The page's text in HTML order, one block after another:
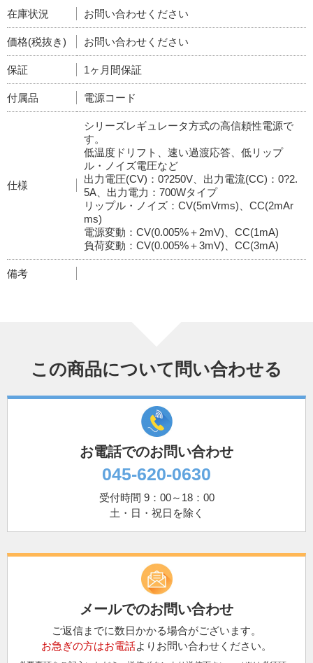
在庫状況 お問い合わせください
価格(税抜き) お問い合わせください
保証 1ヶ月間保証
付属品 電源コード
仕様
シリーズレギュレータ方式の高信頼性電源で
す。
低温度ドリフト、速い過渡応答、低リップ
ル・ノイズ電圧など
出力電圧(CV)：0?250V、出力電流(CC)：0?2.
5A、出力電力：700Wタイプ
リップル・ノイズ：CV(5mVrms)、CC(2mAr
ms)
電源変動：CV(0.005%＋2mV)、CC(1mA)
負荷変動：CV(0.005%＋3mV)、CC(3mA)
備考
この商品について問い合わせる
お電話でのお問い合わせ
045-620-0630
受付時間 9：00～18：00
土・日・祝日を除く
メールでのお問い合わせ
ご返信までに数日かかる場合がございます。
お急ぎの方はお電話よりお問い合わせください。